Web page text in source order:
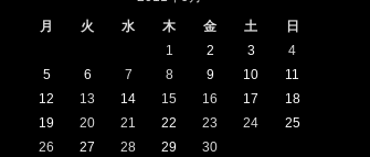
月
火 水 木 金 土
日
1
2 3
4
5
6 7 8 9 10
11
12
13 14 15 16 17
18
19
20 21 22 23 24
25
26
27 28 29 30